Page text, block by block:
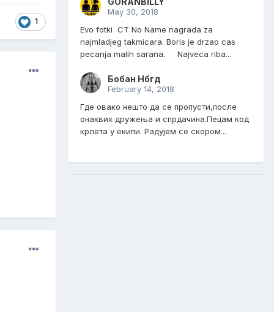
1
May 30, 2018
Evo fotki CT No Name nagrada za
najmladjeg takmicara. Boris je drzao cas
pecanja malih sarana. Najveca riba...
Бобан Нбгд
February 14, 2018
Где овако нешто да се пропусти,после
онаквих дружења и спрдачина.Пецам код
крлета у екипи. Радујем се скором...